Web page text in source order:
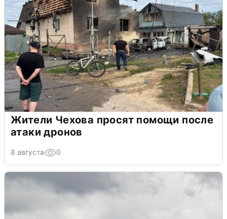
Жители Чехова просят помощи после
атаки дронов
8 августа 0